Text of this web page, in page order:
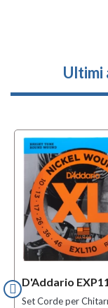
Ultimi
D'Addario
Set Corde per